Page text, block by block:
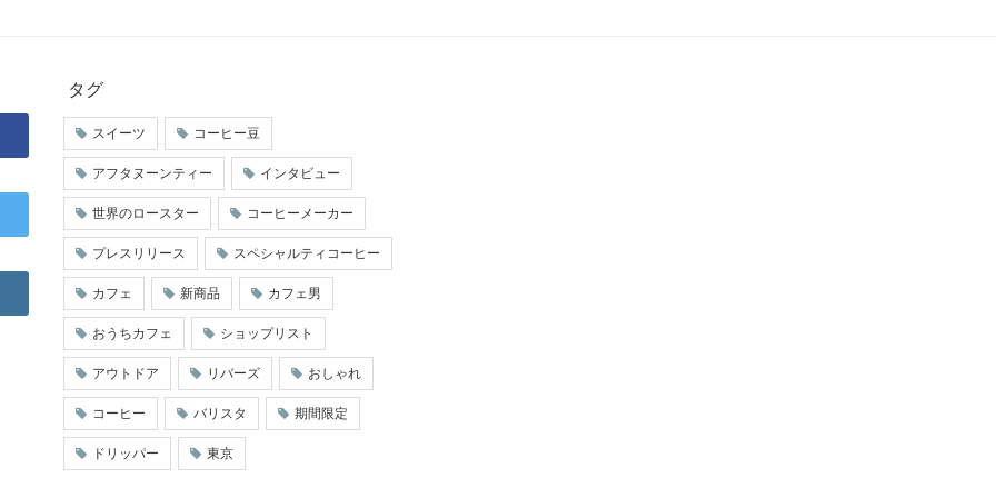
タグ
スイーツ コーヒー豆
アフタヌーンティー インタビュー
世界のロースター コーヒーメーカー
プレスリリース スペシャルティコーヒー
カフェ 新商品 カフェ男
おうちカフェ ショップリスト
アウトドア リバーズ おしゃれ
コーヒー バリスタ 期間限定
ドリッパー 東京